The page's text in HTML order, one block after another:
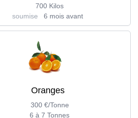
700 Kilos
soumise
6 mois avant
Oranges
300 €/Tonne
6 à 7 Tonnes